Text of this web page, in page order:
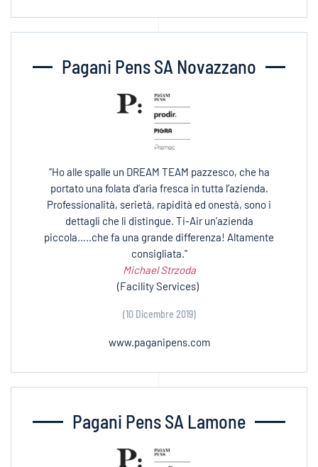
Pagani Pens SA Novazzano
“Ho alle spalle un DREAM TEAM pazzesco, che ha
portato una folata d’aria fresca in tutta l’azienda.
Professionalità, serietà, rapidità ed onestà, sono i
dettagli che li distingue. Ti-Air un’azienda
piccola…..che fa una grande differenza! Altamente
consigliata."
Michael Strzoda
(Facility Services)
(10 Dicembre 2019)
www.paganipens.com
Pagani Pens SA Lamone